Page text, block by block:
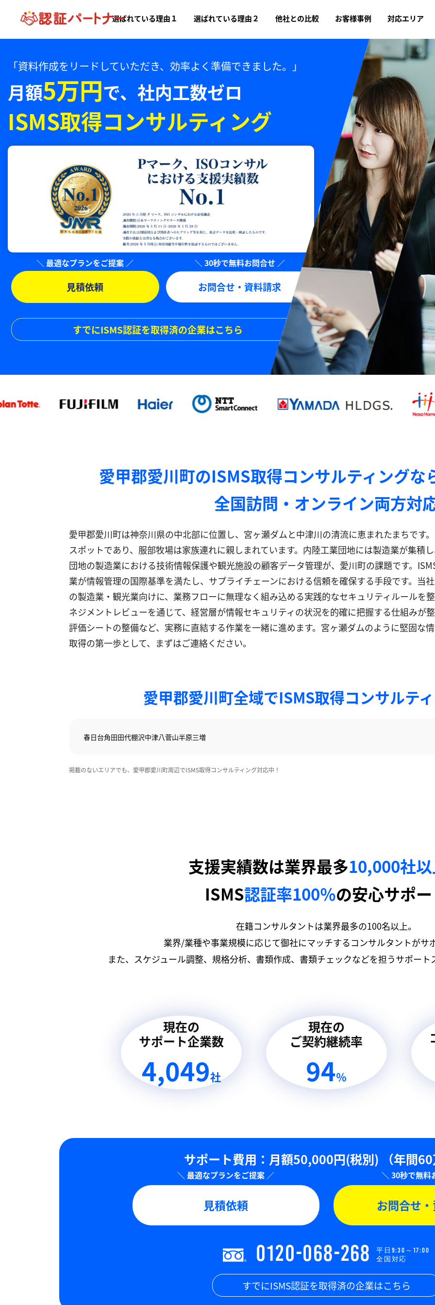
選ばれている理由１ 選ばれている理由２ 他社との比較 お客様事例 対応エリア
「資料作成をリードしていただき、効率よく準備できました。」
月額5万円で、社内工数ゼロ
ISMS取得コンサルティング
見積依頼 お問合せ・資料請求
すでにISMS認証を取得済の企業はこちら
愛甲郡愛川町のISMS取得コンサルティングな
全国訪問・オンライン両方対
愛甲郡愛川町は神奈川県の中北部に位置し、宮ヶ瀬ダムと中津川の清流に恵まれたまちです
スポットであり、服部牧場は家族連れに親しまれています。内陸工業団地には製造業が集積
団地の製造業における技術情報保護や観光施設の顧客データ管理が、愛川町の課題です。
業が情報管理の国際基準を満たし、サプライチェーンにおける信頼を確保する手段です。当
の製造業・観光業向けに、業務フローに無理なく組み込める実践的なセキュリティルールを
ネジメントレビューを通じて、経営層が情報セキュリティの状況を的確に把握する仕組みが
評価シートの整備など、実務に直結する作業を一緒に進めます。宮ヶ瀬ダムのように堅固な
取得の第一歩として、まずはご連絡ください。
愛甲郡愛川町全域でISMS取得コンサルテ
春日台角田田代棚沢中津八菅山半原三増
掲載のないエリアでも、愛甲郡愛川町周辺でISMS取得コンサルティング対応中！
支援実績数は業界最多10,000社
ISMS認証率100％の安心サポ
在籍コンサルタントは業界最多の100名以上。
業界/業種や事業規模に応じて御社にマッチするコンサルタントがサ
また、スケジュール調整、規格分析、書類作成、書類チェックなどを担うサポート
現在の
サポート企業数
4,049社
現在の
ご契約継続率
94％
サポート費用：⽉額50,000円(税別) （年間60
見積依頼 お問合せ
0120-068-268
平日9:30～17:00
全国対応
すでにISMS認証を取得済の企業はこちら